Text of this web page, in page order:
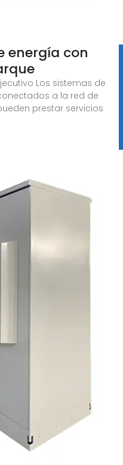
energía con
Los sistemas de
a la red de
prestar servicios